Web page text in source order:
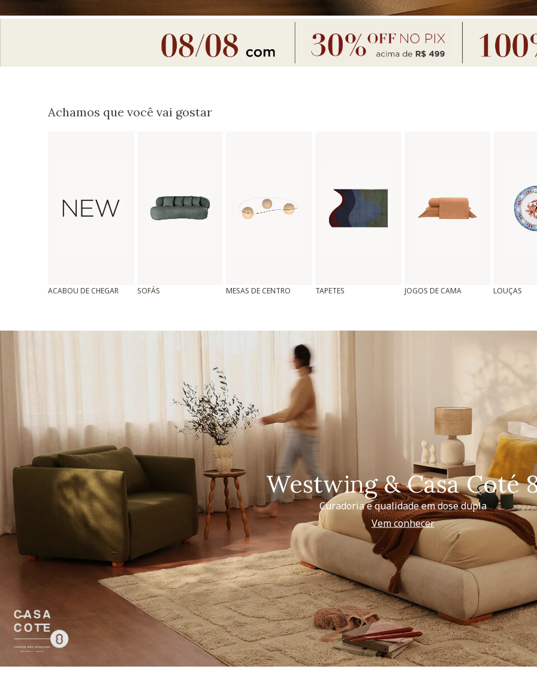
Achamos que você vai gostar
ACABOU DE CHEGAR SOFÁS MESAS DE CENTRO TAPETES JOGOS DE CAMA LOUÇAS
Westwing & Casa Coté
Curadoria e qualidade em dose dupla
Vem conhecer